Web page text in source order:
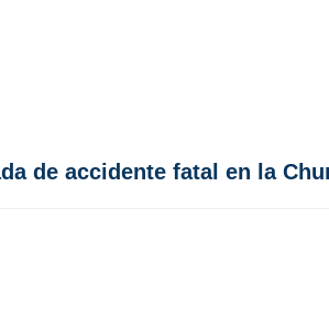
de accidente fatal en la